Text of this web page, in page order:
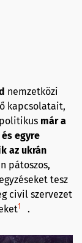
nemzetközi
kapcsolatait,
már a
egyre
az ukrán
pátoszos,
tesz
civil szervezet
1 .